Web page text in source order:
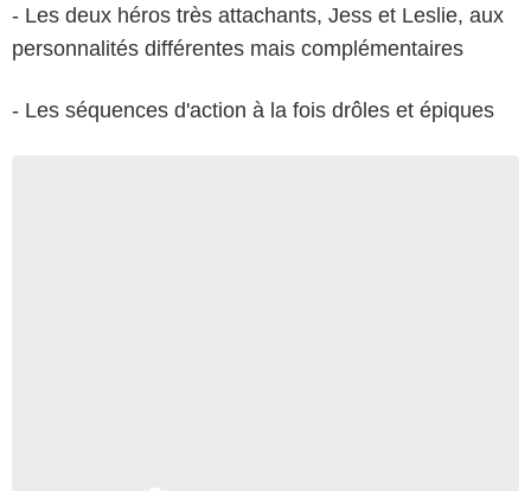
- Les deux héros très attachants, Jess et Leslie, aux
personnalités différentes mais complémentaires
- Les séquences d'action à la fois drôles et épiques